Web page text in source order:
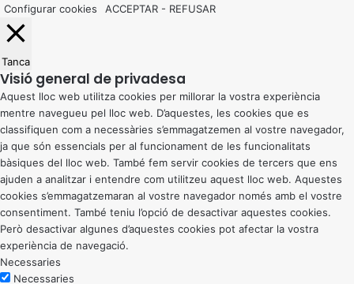
Configurar cookies
ACCEPTAR - REFUSAR
Tanca
Visió general de privadesa
Aquest lloc web utilitza cookies per millorar la vostra experiència
mentre navegueu pel lloc web. D’aquestes, les cookies que es
classifiquen com a necessàries s’emmagatzemen al vostre navegador,
ja que són essencials per al funcionament de les funcionalitats
bàsiques del lloc web. També fem servir cookies de tercers que ens
ajuden a analitzar i entendre com utilitzeu aquest lloc web. Aquestes
cookies s’emmagatzemaran al vostre navegador només amb el vostre
consentiment. També teniu l’opció de desactivar aquestes cookies.
Però desactivar algunes d’aquestes cookies pot afectar la vostra
experiència de navegació.
Necessaries
Necessaries